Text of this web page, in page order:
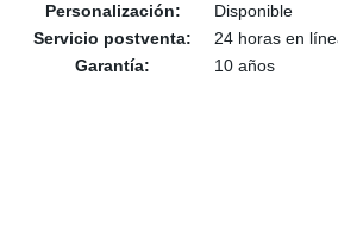
Personalización:
Disponible
Servicio postventa:
24 horas en
Garantía:
10 años